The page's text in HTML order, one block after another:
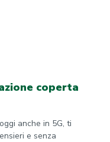
coperta
anche in 5G, ti
e senza